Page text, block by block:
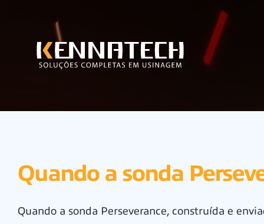
Quando a sonda
Quando a sonda Perseverance, construída e